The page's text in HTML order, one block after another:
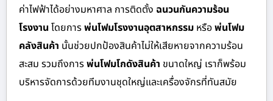
ค่าไฟฟ้าได้อย่างมหาศาล การติดตั้ง ฉนวนกันความร้อน
โรงงาน โดยการพ่นโฟมโรงงานอุตสาหกรรม หรือพ่นโฟม
คลังสินค้า นั้นช่วยปกป้องสินค้าไม่ให้เสียหายจากความร้อน
สะสม รวมถึงการพ่นโฟมโกดังสินค้า ขนาดใหญ่ เราก็พร้อม
บริหารจัดการด้วยทีมงานชุดใหญ่และเครื่องจักรที่ทันสมัย